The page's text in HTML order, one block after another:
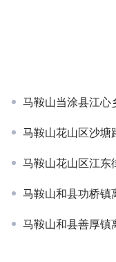
马鞍山当涂县江心
马鞍山花山区沙塘
马鞍山花山区江东
马鞍山和县功桥镇
马鞍山和县善厚镇